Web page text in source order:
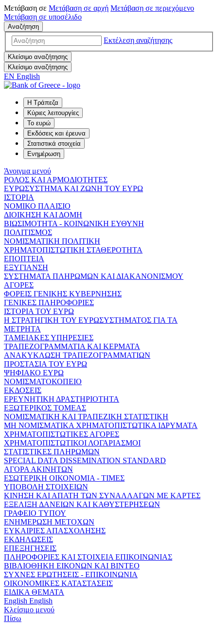
Μετάβαση σε Μετάβαση σε αρχή Μετάβαση σε περιεχόμενο
Μετάβαση σε υποσέλιδο
Αναζήτηση
Εκτέλεση αναζήτησης
Κλείσιμο αναζήτησης
Κλείσιμο αναζήτησης
EN English
Η Τράπεζα
Κύριες λειτουργίες
Το ευρώ
Εκδόσεις και έρευνα
Στατιστικά στοιχεία
Ενημέρωση
Άνοιγμα μενού
ΡΟΛΟΣ ΚΑΙ ΑΡΜΟΔΙΟΤΗΤΕΣ
ΕΥΡΩΣΥΣΤΗΜΑ ΚΑΙ ΖΩΝΗ ΤΟΥ ΕΥΡΩ
ΙΣΤΟΡΙΑ
ΝΟΜΙΚΟ ΠΛΑΙΣΙΟ
ΔΙΟΙΚΗΣΗ ΚΑΙ ΔΟΜΗ
ΒΙΩΣΙΜΟΤΗΤΑ - ΚΟΙΝΩΝΙΚΗ ΕΥΘΥΝΗ
ΠΟΛΙΤΙΣΜΟΣ
ΝΟΜΙΣΜΑΤΙΚΗ ΠΟΛΙΤΙΚΗ
ΧΡΗΜΑΤΟΠΙΣΤΩΤΙΚΗ ΣΤΑΘΕΡΟΤΗΤΑ
ΕΠΟΠΤΕΙΑ
ΕΞΥΓΙΑΝΣΗ
ΣΥΣΤΗΜΑΤΑ ΠΛΗΡΩΜΩΝ ΚΑΙ ΔΙΑΚΑΝΟΝΙΣΜΟΥ
ΑΓΟΡΕΣ
ΦΟΡΕΙΣ ΓΕΝΙΚΗΣ ΚΥΒΕΡΝΗΣΗΣ
ΓΕΝΙΚΕΣ ΠΛΗΡΟΦΟΡΙΕΣ
ΙΣΤΟΡΙΑ ΤΟΥ ΕΥΡΩ
Η ΣΤΡΑΤΗΓΙΚΗ ΤΟΥ ΕΥΡΩΣΥΣΤΗΜΑΤΟΣ ΓΙΑ ΤΑ
ΜΕΤΡΗΤΑ
ΤΑΜΕΙΑΚΕΣ ΥΠΗΡΕΣΙΕΣ
ΤΡΑΠΕΖΟΓΡΑΜΜΑΤΙΑ ΚΑΙ ΚΕΡΜΑΤΑ
ΑΝΑΚΥΚΛΩΣΗ ΤΡΑΠΕΖΟΓΡΑΜΜΑΤΙΩΝ
ΠΡΟΣΤΑΣΙΑ ΤΟΥ ΕΥΡΩ
ΨΗΦΙΑΚΟ ΕΥΡΩ
ΝΟΜΙΣΜΑΤΟΚΟΠΕΙΟ
ΕΚΔΟΣΕΙΣ
ΕΡΕΥΝΗΤΙΚΗ ΔΡΑΣΤΗΡΙΟΤΗΤΑ
ΕΞΩΤΕΡΙΚΟΣ ΤΟΜΕΑΣ
ΝΟΜΙΣΜΑΤΙΚΗ ΚΑΙ ΤΡΑΠΕΖΙΚΗ ΣΤΑΤΙΣΤΙΚΗ
ΜΗ ΝΟΜΙΣΜΑΤΙΚΑ ΧΡΗΜΑΤΟΠΙΣΤΩΤΙΚΑ ΙΔΡΥΜΑΤΑ
ΧΡΗΜΑΤΟΠΙΣΤΩΤΙΚΕΣ ΑΓΟΡΕΣ
ΧΡΗΜΑΤΟΠΙΣΤΩΤΙΚΟΙ ΛΟΓΑΡΙΑΣΜΟΙ
ΣΤΑΤΙΣΤΙΚΕΣ ΠΛΗΡΩΜΩΝ
SPECIAL DATA DISSEMINATION STANDARD
ΑΓΟΡΑ ΑΚΙΝΗΤΩΝ
ΕΣΩΤΕΡΙΚΗ ΟΙΚΟΝΟΜΙΑ - ΤΙΜΕΣ
ΥΠΟΒΟΛΗ ΣΤΟΙΧΕΙΩΝ
ΚΙΝΗΣΗ ΚΑΙ ΑΠΑΤΗ ΤΩΝ ΣΥΝΑΛΛΑΓΩΝ ΜΕ ΚΑΡΤΕΣ
ΕΞΕΛΙΞΗ ΔΑΝΕΙΩΝ ΚΑΙ ΚΑΘΥΣΤΕΡΗΣΕΩΝ
ΓΡΑΦΕΙΟ ΤΥΠΟΥ
ΕΝΗΜΕΡΩΣΗ ΜΕΤΟΧΩΝ
ΕΥΚΑΙΡΙΕΣ ΑΠΑΣΧΟΛΗΣΗΣ
ΕΚΔΗΛΩΣΕΙΣ
ΕΠΕΞΗΓΗΣΕΙΣ
ΠΛΗΡΟΦΟΡΙΕΣ ΚΑΙ ΣΤΟΙΧΕΙΑ ΕΠΙΚΟΙΝΩΝΙΑΣ
ΒΙΒΛΙΟΘΗΚΗ ΕΙΚΟΝΩΝ ΚΑΙ ΒΙΝΤΕΟ
ΣΥΧΝΕΣ ΕΡΩΤΗΣΕΙΣ - ΕΠΙΚΟΙΝΩΝΙΑ
ΟΙΚΟΝΟΜΙΚΕΣ ΚΑΤΑΣΤΑΣΕΙΣ
ΕΙΔΙΚΑ ΘΕΜΑΤΑ
English English
Κλείσιμο μενού
Πίσω